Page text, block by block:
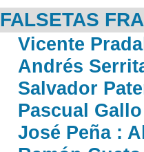
FALSETAS
Vicente
Andrés
Salvador
Pascual
José Peña :